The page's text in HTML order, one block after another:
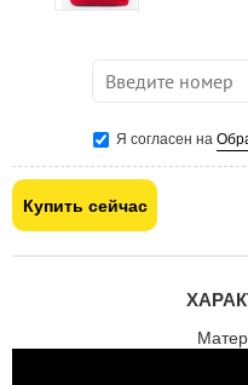
Я согласен на
Купить сейчас